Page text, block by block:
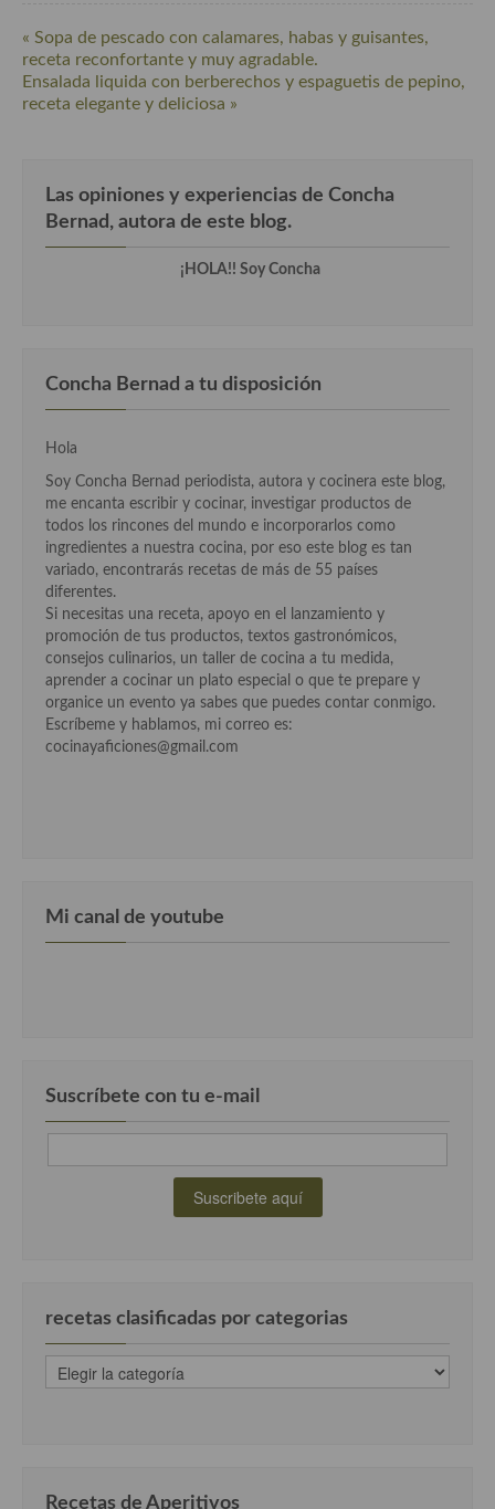
Cocina Danesa
Cocina de la Republica Checa
Cocina Eslovena
Cocina Irlanda
Cocina Italiana
Cocina Luxemburgo
Cocina Polaca
Cocina portuguesa
Cocina Rusa
Cocina Sueca
Cocina Suiza
« Sopa de pescado con calamares, habas y guisantes,
receta reconfortante y muy agradable.
Ensalada liquida con berberechos y espaguetis de pepino,
receta elegante y deliciosa »
Las opiniones y experiencias de Concha
Bernad, autora de este blog.
¡HOLA!! Soy Concha
Concha Bernad a tu disposición
Hola
Soy Concha Bernad periodista, autora y cocinera este blog,
me encanta escribir y cocinar, investigar productos de
todos los rincones del mundo e incorporarlos como
ingredientes a nuestra cocina, por eso este blog es tan
variado, encontrarás recetas de más de 55 países
diferentes.
Si necesitas una receta, apoyo en el lanzamiento y
promoción de tus productos, textos gastronómicos,
consejos culinarios, un taller de cocina a tu medida,
aprender a cocinar un plato especial o que te prepare y
organice un evento ya sabes que puedes contar conmigo.
Escríbeme y hablamos, mi correo es:
cocinayaficiones@gmail.com
Mi canal de youtube
Suscríbete con tu e-mail
recetas clasificadas por categorias
recetas
clasificadas
Recetas de Aperitivos